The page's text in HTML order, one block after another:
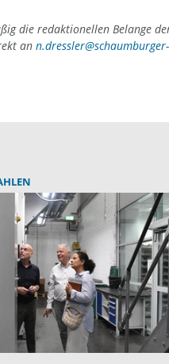
die redaktionellen Belange
an n.dressler@schaumburger-